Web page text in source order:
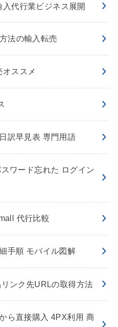
代行業ビジネス展開
法の輸入転売
ススメ
訳早見表 専門用語
ワード忘れた ログイン
代行比較
手順 モバイル図解
ンク先URLの取得方法
ら直接購入 4PX利用 商